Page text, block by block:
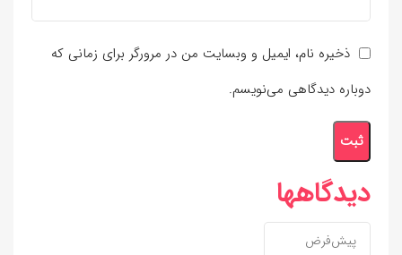
دیدگاهها
ذخیره نام، ایمیل و وبسایت من در مرورگر برای زمانی که
دوباره دیدگاهی می‌نویسم.